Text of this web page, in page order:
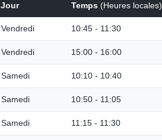
Jour
Temps (Heures locales)
Vendredi 10:45 - 11:30
Vendredi 15:00 - 16:00
Samedi 10:10 - 10:40
Samedi 10:50 - 11:05
Samedi 11:15 - 11:30